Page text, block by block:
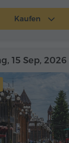
Kaufen
15 Sep, 2026